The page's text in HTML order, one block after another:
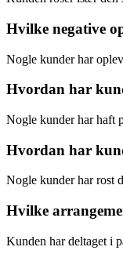
Hvilke negative
Nogle kunder har
Hvordan har
Nogle kunder har haft
Hvordan har
Nogle kunder har rost
Hvilke
Kunden har deltaget i